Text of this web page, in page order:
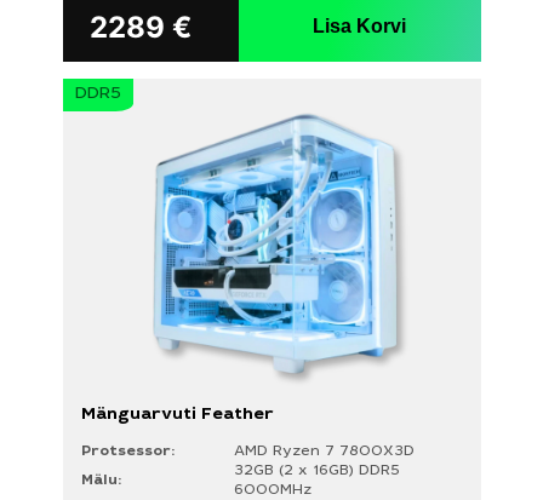
Teie taotlus ei tohi ületada 300 tähemärki
2289 € Lisa Korvi
DDR5
Mänguarvuti Feather
Protsessor:
AMD Ryzen 7 7800X3D
Mälu:
32GB (2 x 16GB) DDR5
6000MHz